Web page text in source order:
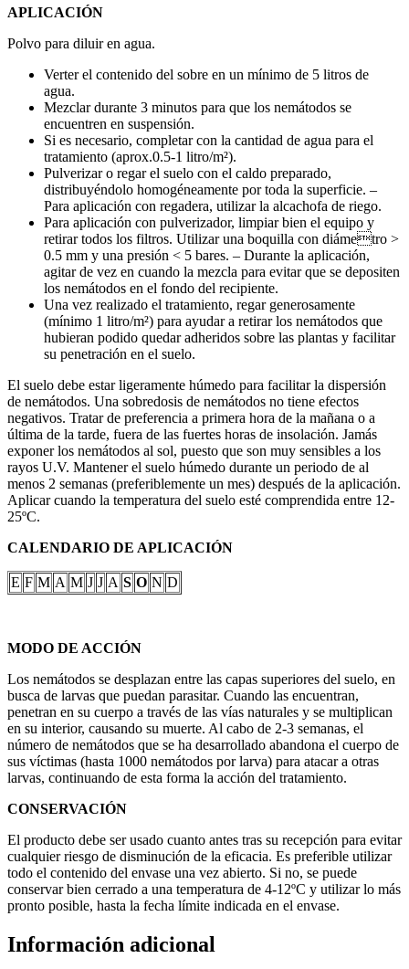
APLICACIÓN
Polvo para diluir en agua.
Verter el contenido del sobre en un mínimo de 5 litros de
agua.
Mezclar durante 3 minutos para que los nemátodos se
encuentren en suspensión.
Si es necesario, completar con la cantidad de agua para el
tratamiento (aprox.0.5-1 litro/m²).
Pulverizar o regar el suelo con el caldo preparado,
distribuyéndolo homogéneamente por toda la superficie. –
Para aplicación con regadera, utilizar la alcachofa de riego.
Para aplicación con pulverizador, limpiar bien el equipo y
retirar todos los filtros. Utilizar una boquilla con diámetro >
0.5 mm y una presión < 5 bares. – Durante la aplicación,
agitar de vez en cuando la mezcla para evitar que se depositen
los nemátodos en el fondo del recipiente.
Una vez realizado el tratamiento, regar generosamente
(mínimo 1 litro/m²) para ayudar a retirar los nemátodos que
hubieran podido quedar adheridos sobre las plantas y facilitar
su penetración en el suelo.
El suelo debe estar ligeramente húmedo para facilitar la dispersión
de nemátodos. Una sobredosis de nemátodos no tiene efectos
negativos. Tratar de preferencia a primera hora de la mañana o a
última de la tarde, fuera de las fuertes horas de insolación. Jamás
exponer los nemátodos al sol, puesto que son muy sensibles a los
rayos U.V. Mantener el suelo húmedo durante un periodo de al
menos 2 semanas (preferiblemente un mes) después de la aplicación.
Aplicar cuando la temperatura del suelo esté comprendida entre 12-
25ºC.
CALENDARIO DE APLICACIÓN
E F M A M J J A S O N D
MODO DE ACCIÓN
Los nemátodos se desplazan entre las capas superiores del suelo, en
busca de larvas que puedan parasitar. Cuando las encuentran,
penetran en su cuerpo a través de las vías naturales y se multiplican
en su interior, causando su muerte. Al cabo de 2-3 semanas, el
número de nemátodos que se ha desarrollado abandona el cuerpo de
sus víctimas (hasta 1000 nemátodos por larva) para atacar a otras
larvas, continuando de esta forma la acción del tratamiento.
CONSERVACIÓN
El producto debe ser usado cuanto antes tras su recepción para evitar
cualquier riesgo de disminución de la eficacia. Es preferible utilizar
todo el contenido del envase una vez abierto. Si no, se puede
conservar bien cerrado a una temperatura de 4-12ºC y utilizar lo más
pronto posible, hasta la fecha límite indicada en el envase.
Información adicional